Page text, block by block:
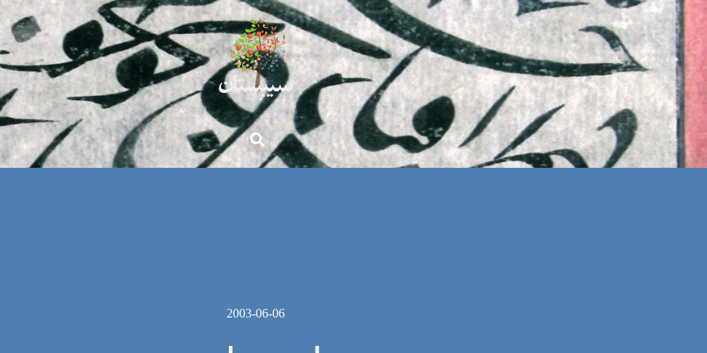
2003-06-06